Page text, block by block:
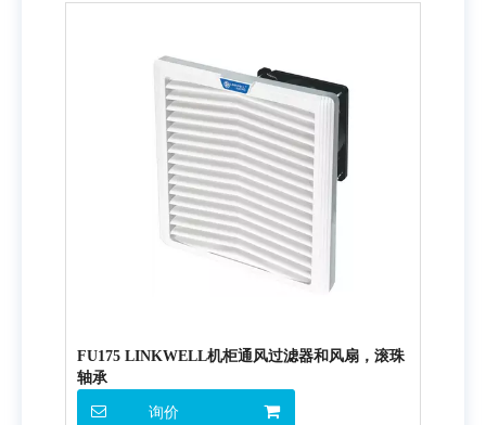
FU175 LINKWELL机柜通风过滤器和风扇，滚珠
轴承
询价